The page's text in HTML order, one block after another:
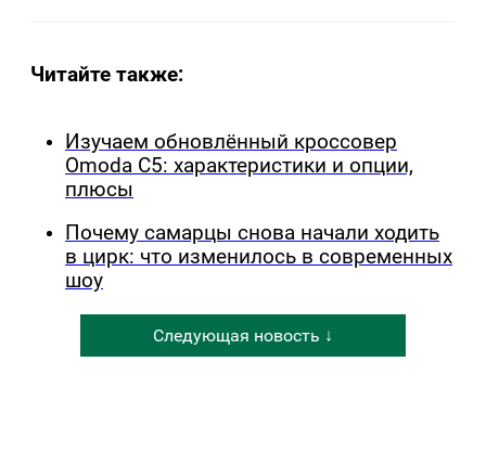
Читайте также:
Изучаем обновлённый кроссовер
Omoda C5: характеристики и опции,
плюсы
Почему самарцы снова начали ходить
в цирк: что изменилось в современных
шоу
Следующая новость ↓